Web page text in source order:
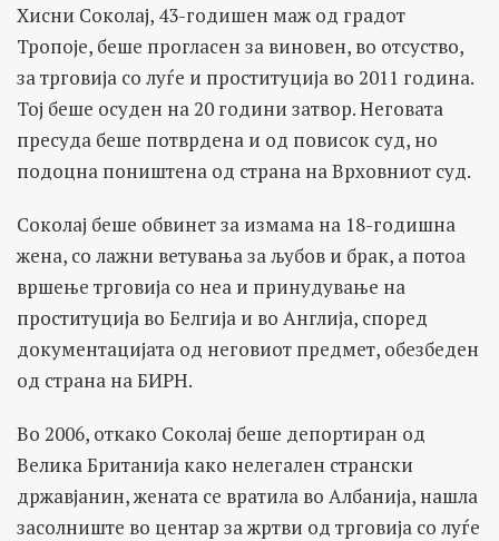
Хисни Соколај, 43-годишен маж од градот
Тропоје, беше прогласен за виновен, во отсуство,
за трговија со луѓе и проституција во 2011 година.
Тој беше осуден на 20 години затвор. Неговата
пресуда беше потврдена и од повисок суд, но
подоцна поништена од страна на Врховниот суд.
Соколај беше обвинет за измама на 18-годишна
жена, со лажни ветувања за љубов и брак, а потоа
вршење трговија со неа и принудување на
проституција во Белгија и во Англија, според
документацијата од неговиот предмет, обезбеден
од страна на БИРН.
Во 2006, откако Соколај беше депортиран од
Велика Британија како нелегален странски
државјанин, жената се вратила во Албанија, нашла
засолниште во центар за жртви од трговија со луѓе